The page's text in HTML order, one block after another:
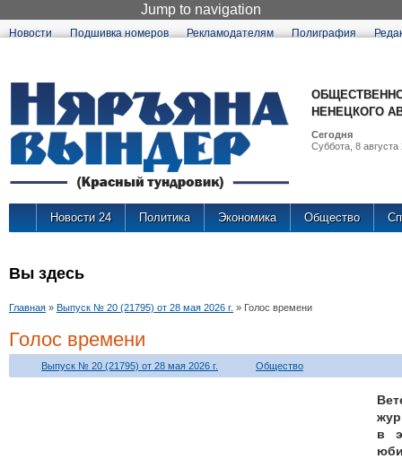
Jump to navigation
Новости Подшивка номеров Рекламодателям Полиграфия
НЕНЕЦКОГО
Сегодня
Суббота, 8 августа
Новости 24 Политика Экономика Общество
Вы здесь
Главная » Выпуск № 20 (21795) от 28 мая 2026 г. » Голос времени
Голос времени
Выпуск № 20 (21795) от 28 мая 2026 г. Общество
в